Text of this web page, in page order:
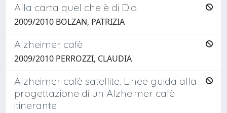
Alla carta quel che è di Dio
2009/2010 BOLZAN, PATRIZIA
Alzheimer cafè
2009/2010 PERROZZI, CLAUDIA
Alzheimer cafè satellite. Linee guida alla
progettazione di un Alzheimer cafè
itinerante